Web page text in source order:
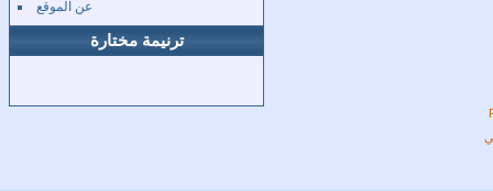
عن الموقع
ترنيمة مختارة